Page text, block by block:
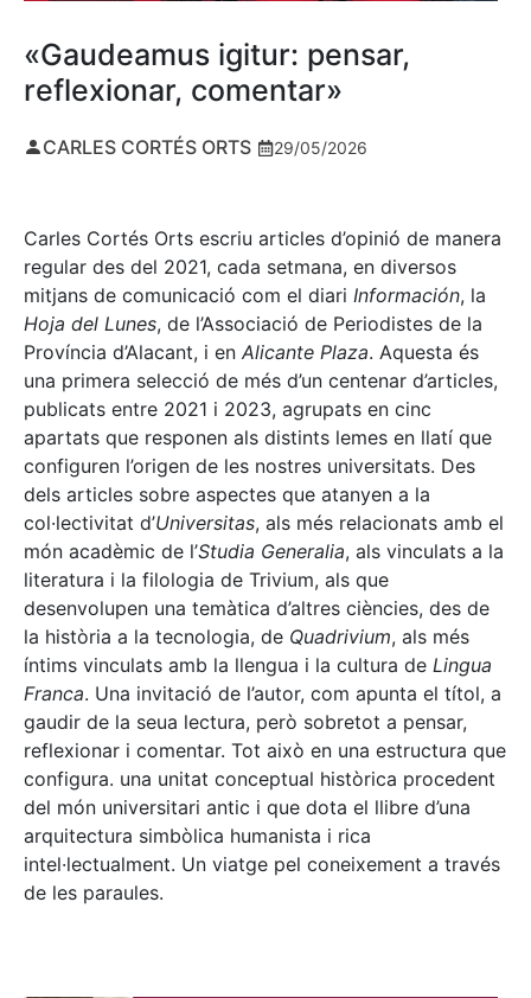
«Gaudeamus igitur: pensar,
reflexionar, comentar»
CARLES CORTÉS ORTS 29/05/2026
Carles Cortés Orts escriu articles d’opinió de manera
regular des del 2021, cada setmana, en diversos
mitjans de comunicació com el diari Información, la
Hoja del Lunes, de l’Associació de Periodistes de la
Província d’Alacant, i en Alicante Plaza. Aquesta és
una primera selecció de més d’un centenar d’articles,
publicats entre 2021 i 2023, agrupats en cinc
apartats que responen als distints lemes en llatí que
configuren l’origen de les nostres universitats. Des
dels articles sobre aspectes que atanyen a la
col·lectivitat d’Universitas, als més relacionats amb el
món acadèmic de l’Studia Generalia, als vinculats a la
literatura i la filologia de Trivium, als que
desenvolupen una temàtica d’altres ciències, des de
la història a la tecnologia, de Quadrivium, als més
íntims vinculats amb la llengua i la cultura de Lingua
Franca. Una invitació de l’autor, com apunta el títol, a
gaudir de la seua lectura, però sobretot a pensar,
reflexionar i comentar. Tot això en una estructura que
configura. una unitat conceptual històrica procedent
del món universitari antic i que dota el llibre d’una
arquitectura simbòlica humanista i rica
intel·lectualment. Un viatge pel coneixement a través
de les paraules.